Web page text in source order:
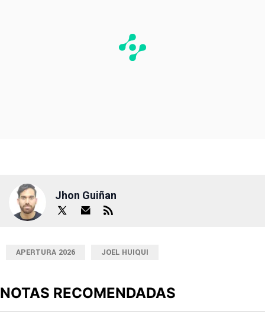
Jhon Guiñan
APERTURA 2026 JOEL HUIQUI
NOTAS RECOMENDADAS